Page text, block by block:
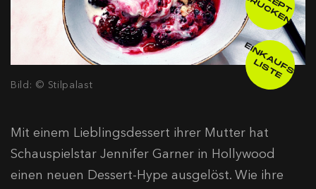
Bild: © Stilpalast
Z
D
N
E
IN
K
A
U
F
S
-
L
IS
T
E
Mit einem Lieblingsdessert ihrer Mutter hat
Schauspielstar Jennifer Garner in Hollywood
einen neuen Dessert-Hype ausgelöst. Wie ihre